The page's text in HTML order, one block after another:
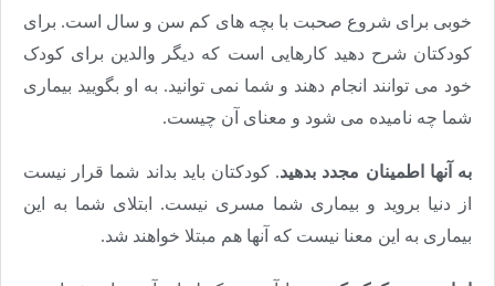
خوبی برای شروع صحبت با بچه های کم سن و سال است. برای
کودکتان شرح دهید کارهایی است که دیگر والدین برای کودک
خود می توانند انجام دهند و شما نمی توانید. به او بگویید بیماری
شما چه نامیده می شود و معنای آن چیست.
به آنها اطمینان مجدد بدهید. کودکتان باید بداند شما قرار نیست
از دنیا بروید و بیماری شما مسری نیست. ابتلای شما به این
بیماری به این معنا نیست که آنها هم مبتلا خواهند شد.